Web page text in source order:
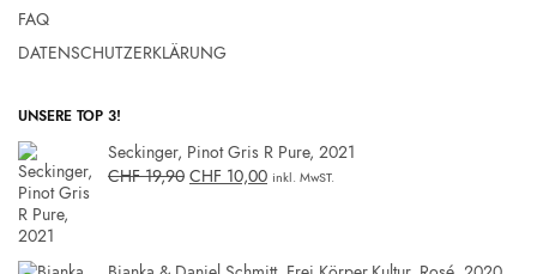
FAQ
DATENSCHUTZERKLÄRUNG
UNSERE TOP 3!
Seckinger, Pinot Gris R Pure, 2021
CHF19,90 CHF 10,00 inkl. MwST.